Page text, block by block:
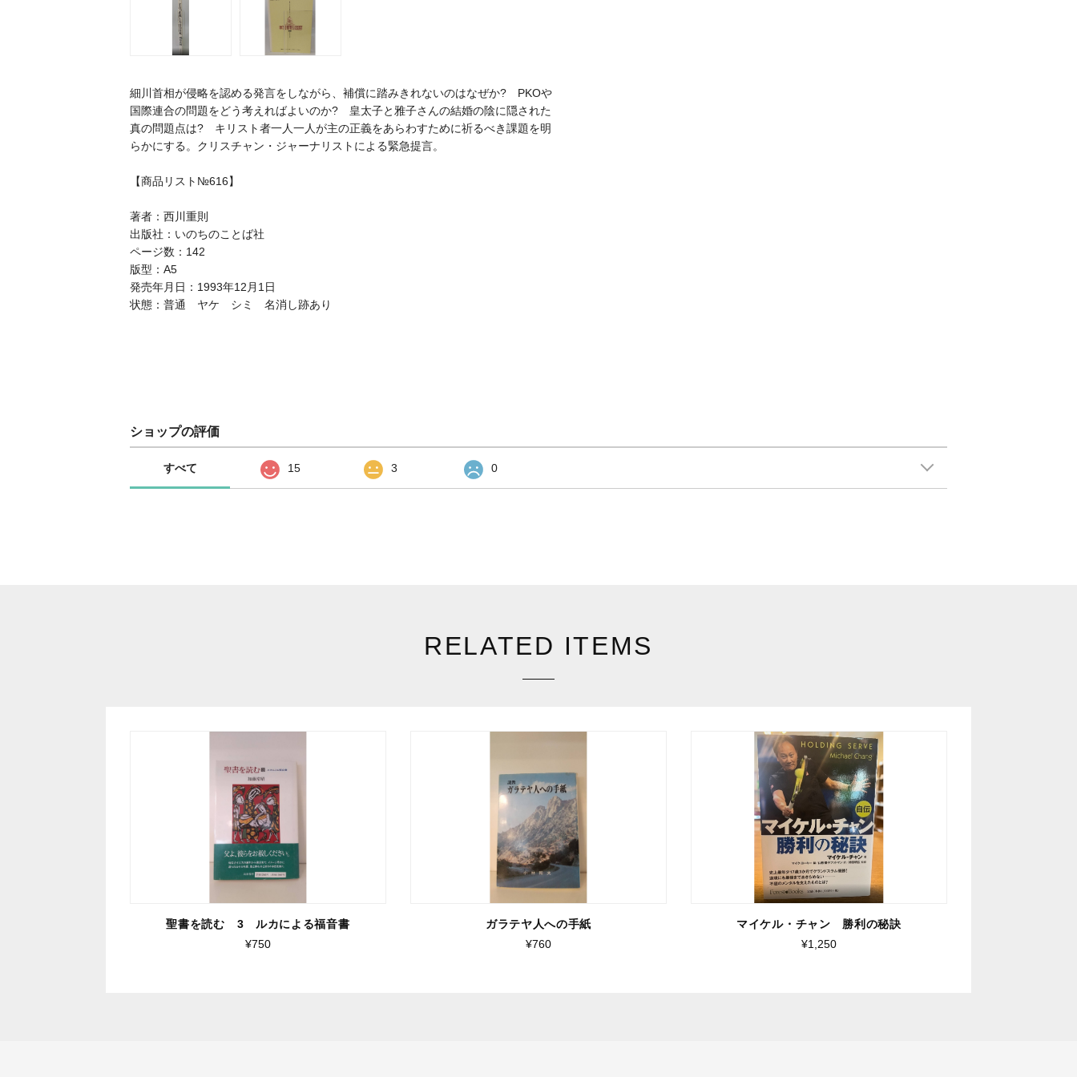
細川首相が侵略を認める発言をしながら、補償に踏みきれないのはなぜか? PKOや
国際連合の問題をどう考えればよいのか? 皇太子と雅子さんの結婚の陰に隠された
真の問題点は? キリスト者一人一人が主の正義をあらわすために祈るべき課題を明
らかにする。クリスチャン・ジャーナリストによる緊急提言。
【商品リスト№616】
著者：西川重則
出版社：いのちのことば社
ページ数：142
版型：A5
発売年月日：1993年12月1日
状態：普通 ヤケ シミ 名消し跡あり
ショップの評価
すべて 15 3 0
RELATED ITEMS
聖書を読む 3 ルカによる福音書
¥750
ガラテヤ人への手紙
¥760
マイケル・チャン 勝利の秘訣
¥1,250